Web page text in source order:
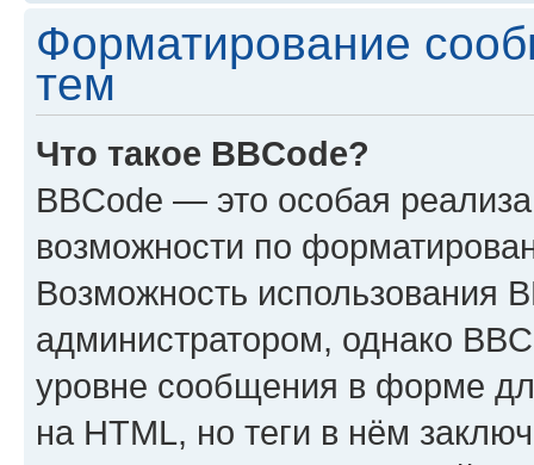
Форматирование
тем
Что такое BBCode?
BBCode — это особая
возможности по
Возможность использования
администратором, однако
уровне сообщения в форме
на HTML, но теги в нём